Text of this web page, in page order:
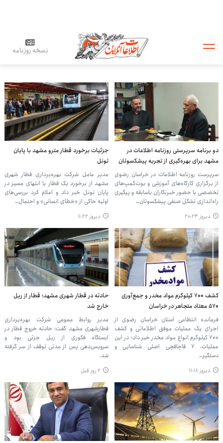
نسخه روزنامه
دو برنامه سرپرستی روزنامه اطلاعات در
مشهد برای بهره‌گیری از تجربه پیشکسوتان
سرپرست روزنامه اطلاعات در خراسان رضوی
از برگزاری کارگاه‌های آموزشی و بوت‌کمپ‌های
تخصصی با حضور خبرنگاران باسابقه و پیگیری
راه‌اندازی تشکل صنفی پیشکسوتان…
دیروز ۲۰:۲۴
جزئیات برخورد قطار مترو مشهد با پایان
تونل
مدیر عامل شرکت بهره‌برداری قطار شهری
مشهد از برخورد یک قطار با انتهای مسیر در
پایان تونل خبر داد و اعلام کرد بررسی‌های
اولیه حاکی از «خطای انسانی» و احتمال…
دیروز ۱۱:۲۲
کشف ۷۰۰ کیلوگرم مواد مخدر و جمع‌آوری
۵۷۰ معتاد متجاهر در خراسان
فرمانده انتظامی استان خراسان رضوی از
اجرای یک عملیات موفق اطلاعاتی و کشف
۷۰۰ کیلوگرم انواع مواد مخدر خبر داد؛ در این
عملیات، ۷ قاچاقچی اصلی شناسایی و
دستگیر…
دیروز ۱۱:۱۸
حادثه در قطار شهری مشهد؛ قطار از ریل
خارج شد
مدیر روابط عمومی شرکت بهره‌برداری
قطارشهری مشهد گفت: حادثه خروج قطار در
ایستگاه فکوری از ریل جزئی بود و
سرویس‌دهی پس از مدتی توقف از سر گرفته
شد.
۲ روز قبل